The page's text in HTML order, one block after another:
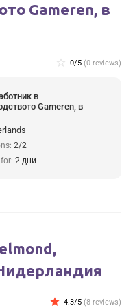
Gameren, в
star_border 0/5 (0 reviews)
в
Gameren, в
2/2
2 дни
star 4.3/5 (8 reviews)